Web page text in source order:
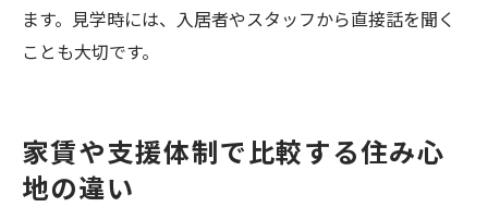
ます。見学時には、入居者やスタッフから直接話を聞く
ことも大切です。
家賃や支援体制で比較する住み心
地の違い